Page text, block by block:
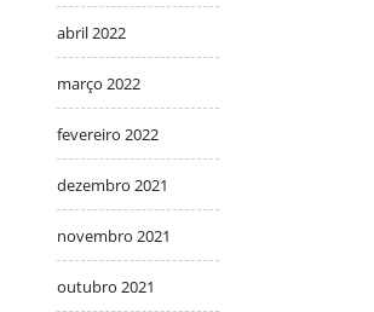
abril 2022
março 2022
fevereiro 2022
dezembro 2021
novembro 2021
outubro 2021